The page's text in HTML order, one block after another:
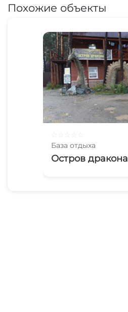
Похожие объекты
База отдыха
Остров дракона